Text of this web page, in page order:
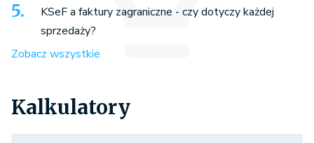
KSeF a faktury zagraniczne - czy dotyczy każdej
sprzedaży?
Zobacz wszystkie
Kalkulatory